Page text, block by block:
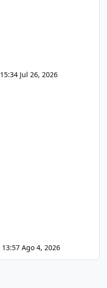
Jul 26, 2026
Ago 4, 2026